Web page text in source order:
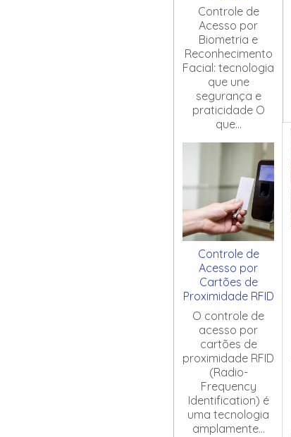
Controle de
Acesso por
Biometria e
Reconhecimento
Facial: tecnologia
que une
segurança e
praticidade O
que...
Controle de
Acesso por
Cartões de
Proximidade RFID
O controle de
acesso por
cartões de
proximidade RFID
(Radio-
Frequency
Identification) é
uma tecnologia
amplamente...